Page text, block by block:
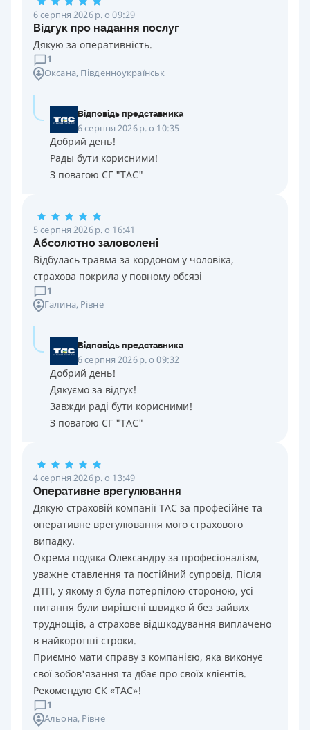
6 серпня 2026 р. о 09:29
Відгук про надання послуг
Дякую за оперативність.
1
Оксана, Південноукраїнськ
Відповідь представника
6 серпня 2026 р. о 10:35
Добрий день!
Рады бути корисними!
З повагою СГ "ТАС"
5 серпня 2026 р. о 16:41
Абсолютно заловолені
Відбулась травма за кордоном у чоловіка,
страхова покрила у повному обсязі
1
Галина, Рівне
Відповідь представника
6 серпня 2026 р. о 09:32
Добрий день!
Дякуємо за відгук!
Завжди раді бути корисними!
З повагою СГ "ТАС"
4 серпня 2026 р. о 13:49
Оперативне врегулювання
Дякую страховій компанії ТАС за професійне та
оперативне врегулювання мого страхового
випадку.
Окрема подяка Олександру за професіоналізм,
уважне ставлення та постійний супровід. Після
ДТП, у якому я була потерпілою стороною, усі
питання були вирішені швидко й без зайвих
труднощів, а страхове відшкодування виплачено
в найкоротші строки.
Приємно мати справу з компанією, яка виконує
свої зобов'язання та дбає про своїх клієнтів.
Рекомендую СК «ТАС»!
1
Альона, Рівне